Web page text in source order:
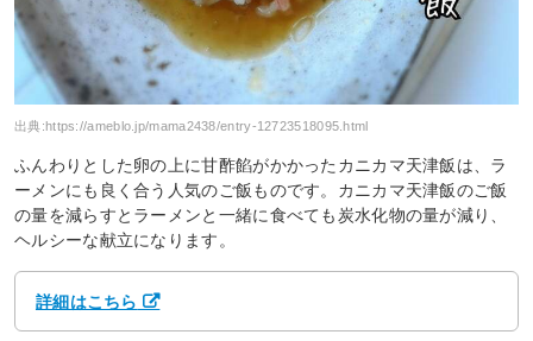
出典:https://ameblo.jp/mama2438/entry-12723518095.html
ふんわりとした卵の上に甘酢餡がかかったカニカマ天津飯は、ラ
ーメンにも良く合う人気のご飯ものです。カニカマ天津飯のご飯
の量を減らすとラーメンと一緒に食べても炭水化物の量が減り、
ヘルシーな献立になります。
詳細はこちら